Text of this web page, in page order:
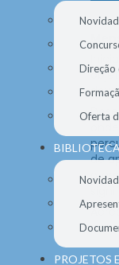
Direção
Oferta
PROJETOS
de
o